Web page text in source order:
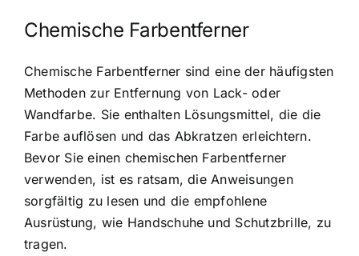
Chemische Farbentferner
Chemische Farbentferner sind eine der häufigsten
Methoden zur Entfernung von Lack- oder
Wandfarbe. Sie enthalten Lösungsmittel, die die
Farbe auflösen und das Abkratzen erleichtern.
Bevor Sie einen chemischen Farbentferner
verwenden, ist es ratsam, die Anweisungen
sorgfältig zu lesen und die empfohlene
Ausrüstung, wie Handschuhe und Schutzbrille, zu
tragen.